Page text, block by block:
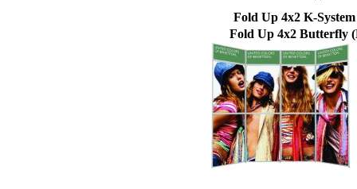
Fold Up 4x2 K-
Fold Up 4x2 Butterfly